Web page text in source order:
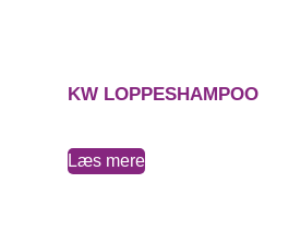
KW LOPPESHAMPOO
Læs mere